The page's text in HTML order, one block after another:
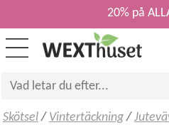
20% på
Skötsel/ Vintertäckning/